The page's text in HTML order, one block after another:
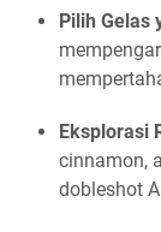
Pilih Gelas
Eksplorasi
cinnamon,
dobleshot